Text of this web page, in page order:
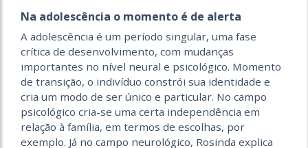
Na adolescência o momento é de alerta
A adolescência é um período singular, uma fase
crítica de desenvolvimento, com mudanças
importantes no nível neural e psicológico. Momento
de transição, o indivíduo constrói sua identidade e
cria um modo de ser único e particular. No campo
psicológico cria-se uma certa independência em
relação à família, em termos de escolhas, por
exemplo. Já no campo neurológico, Rosinda explica